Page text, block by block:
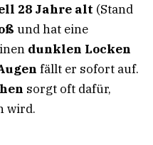
28 Jahre alt (Stand
und hat eine
dunklen Locken
fällt er sofort auf.
sorgt oft dafür,
wird.